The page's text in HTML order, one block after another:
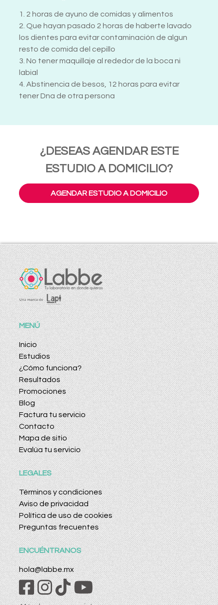
1. 2 horas de ayuno de comidas y alimentos
2. Que hayan pasado 2 horas de haberte lavado
los dientes para evitar contaminación de algun
resto de comida del cepillo
3. No tener maquillaje al rededor de la boca ni
labial
4. Abstinencia de besos, 12 horas para evitar
tener Dna de otra persona
¿DESEAS AGENDAR ESTE
ESTUDIO A DOMICILIO?
AGENDAR ESTUDIO A DOMICILIO
MENÚ
Inicio
Estudios
¿Cómo funciona?
Resultados
Promociones
Blog
Factura tu servicio
Contacto
Mapa de sitio
Evalúa tu servicio
LEGALES
Términos y condiciones
Aviso de privacidad
Política de uso de cookies
Preguntas frecuentes
ENCUÉNTRANOS
hola@labbe.mx